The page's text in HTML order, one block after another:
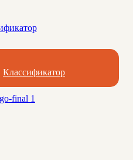
Классификатор